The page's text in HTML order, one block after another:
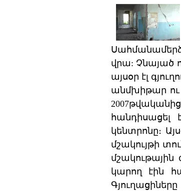
վրա: Չնայած
այսօր էլ
անմխիթար ու
հանդիսացել
կենտրոնը։
մշակույթի
մշակութային
կարող էին